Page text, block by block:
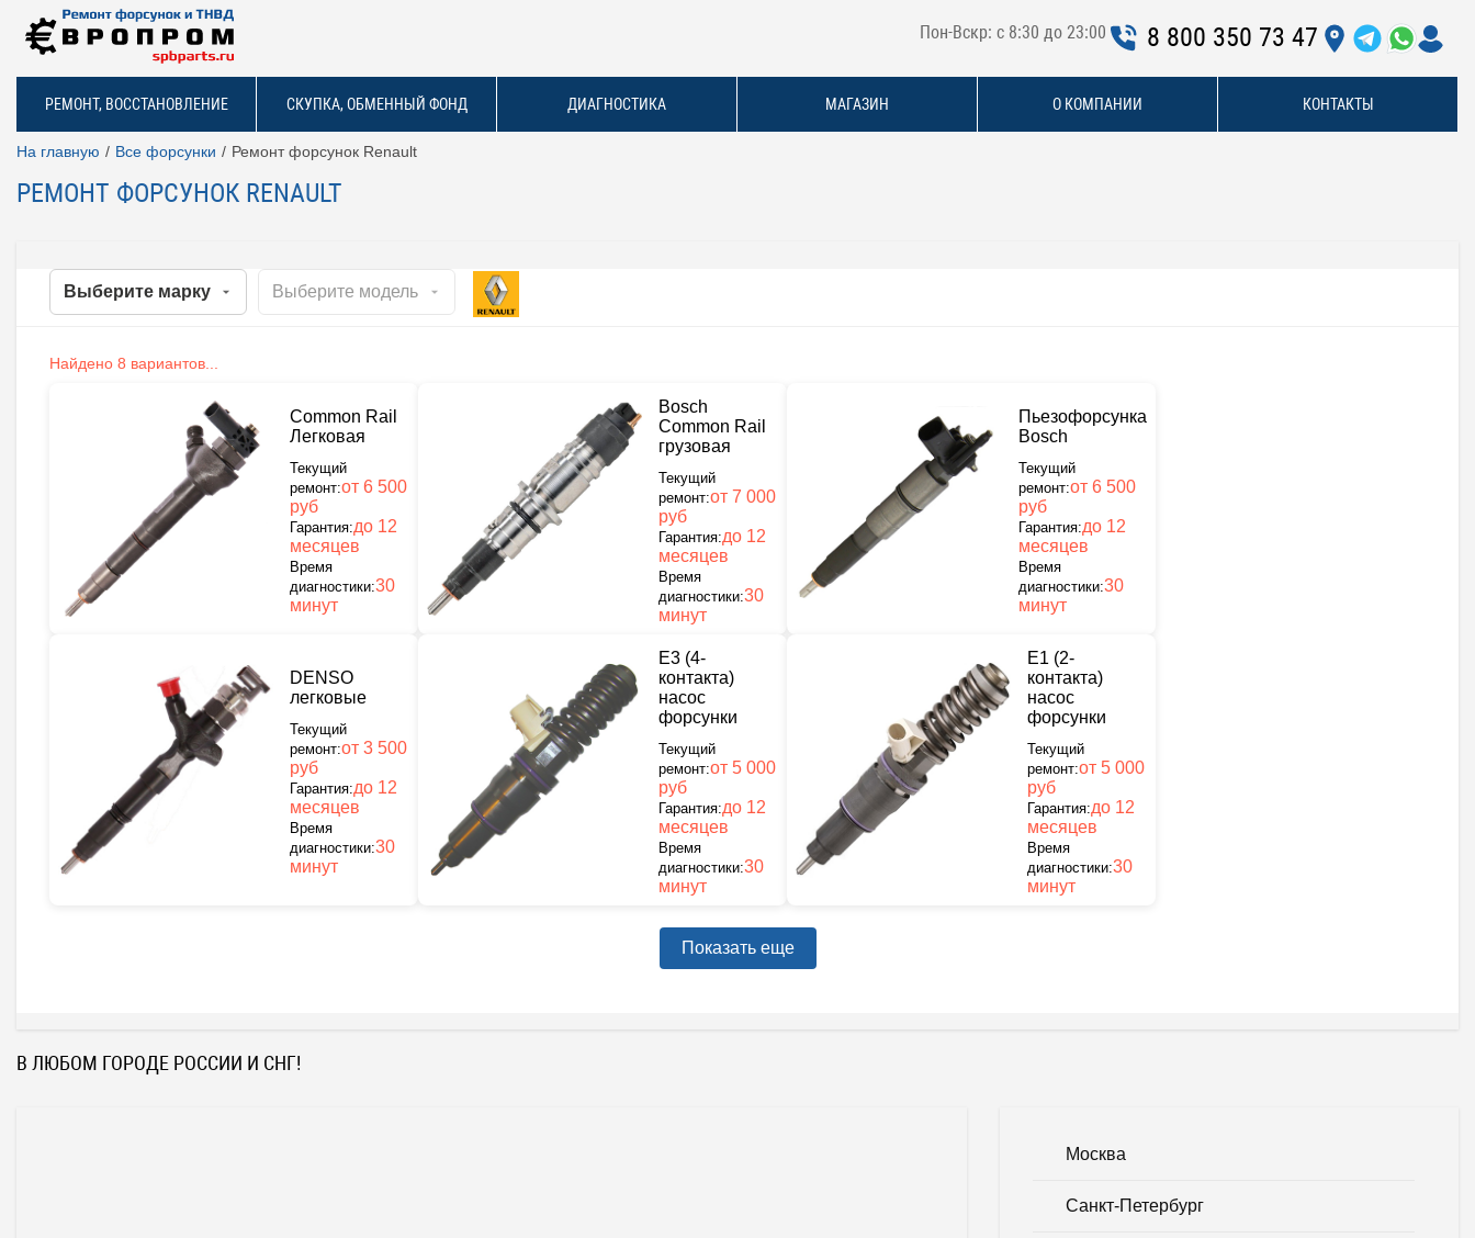
Пон-Вскр: с 8:30 до 23:00 8 800 350 73 47
РЕМОНТ, ВОССТАНОВЛЕНИЕ СКУПКА, ОБМЕННЫЙ ФОНД ДИАГНОСТИКА МАГАЗИН О КОМПАНИИ КОНТАКТЫ
На главную Все форсунки Ремонт форсунок Renault
РЕМОНТ ФОРСУНОК RENAULT
Найдено 8 вариантов...
Common Rail
Легковая
Текущий
ремонт:от 6 500
руб
Гарантия:до 12
месяцев
Время
диагностики:30
минут
Bosch
Common Rail
грузовая
Текущий
ремонт:от 7 000
руб
Гарантия:до 12
месяцев
Время
диагностики:30
минут
Пьезофорсунка
Bosch
Текущий
ремонт:от 6 500
руб
Гарантия:до 12
месяцев
Время
диагностики:30
минут
DENSO
легковые
Текущий
ремонт:от 3 500
руб
Гарантия:до 12
месяцев
Время
диагностики:30
минут
E3 (4-
контакта)
насос
форсунки
Текущий
ремонт:от 5 000
руб
Гарантия:до 12
месяцев
Время
диагностики:30
минут
E1 (2-
контакта)
насос
форсунки
Текущий
ремонт:от 5 000
руб
Гарантия:до 12
месяцев
Время
диагностики:30
минут
Показать еще
В ЛЮБОМ ГОРОДЕ РОССИИ И СНГ!
Москва
Санкт-Петербург